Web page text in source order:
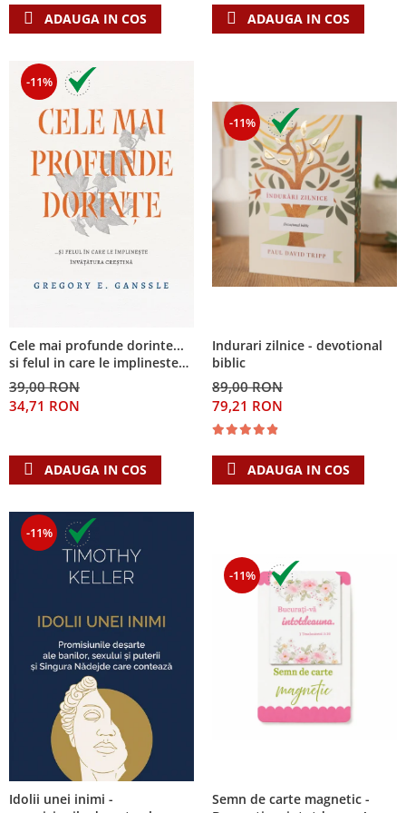
ADAUGA IN COS ADAUGA IN COS
-11%
Cele mai profunde dorinte...
si felul in care le implineste
invatatura crestina
39,00 RON
34,71 RON
ADAUGA IN COS
-11%
Indurari zilnice - devotional
biblic
89,00 RON
79,21 RON
ADAUGA IN COS
-11%
Idolii unei inimi -
-11%
Semn de carte magnetic -